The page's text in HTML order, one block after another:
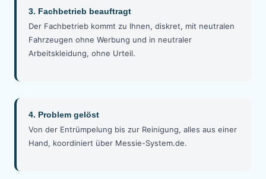
3. Fachbetrieb beauftragt
Der Fachbetrieb kommt zu Ihnen, diskret, mit neutralen
Fahrzeugen ohne Werbung und in neutraler
Arbeitskleidung, ohne Urteil.
4. Problem gelöst
Von der Entrümpelung bis zur Reinigung, alles aus einer
Hand, koordiniert über Messie-System.de.